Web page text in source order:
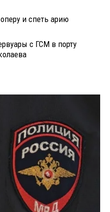
и спеть арию
с ГСМ в порту